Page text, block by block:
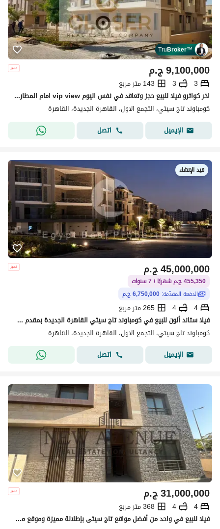
TruBroker™
ج.م9,100,000
3
3
143 متر مربع
اخر كواترو فيلا للبيع حجز وتعاقد في نفس اليوم vip view امام المطار مباشر
كومباوند تاج سيتي، التجمع الاول، القاهرة الجديدة، القاهرة
الإيميل
اتصل
قيد الإنشاء
ج.م45,000,000
455,350 ج.م شهريًا / 7 سنوات
الدفعة المقدّمة: 6,750,000 ج.م
4
4
265 متر مربع
فيلا ستاند ألون للبيع في كومباوند تاج سيتي القاهرة الجديدة بمقدم 15% استلام فوري
كومباوند تاج سيتي، التجمع الاول، القاهرة الجديدة، القاهرة
الإيميل
اتصل
ج.م31,000,000
4
4
368 متر مربع
فيلا للبيع في واحد من أفضل مواقع تاج سيتى بإطلالة مميزة وموقع مميز !